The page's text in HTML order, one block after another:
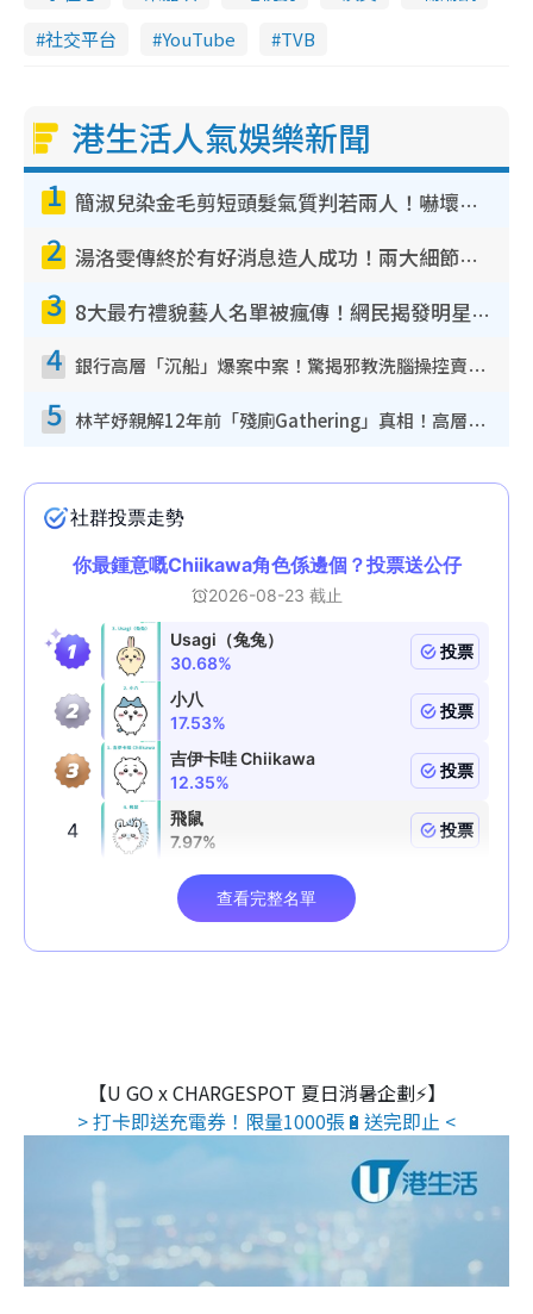
社交平台
YouTube TVB
港生活人氣娛樂新聞
1 簡淑兒染金毛剪短頭髮氣質判若兩人！嚇壞老公麥大力都認唔出：「你做咩事？」
2 湯洛雯傳終於有好消息造人成功！兩大細節曝孕味極濃惹猜測：大肚婆先會咁！
3 8大最冇禮貌藝人名單被瘋傳！網民揭發明星真面目 一致數臭呢位係無品天花板？
4 銀行高層「沉船」爆案中案！驚揭邪教洗腦操控賣淫被吞600萬 幕後黑手講多錯多
5 林芊妤親解12年前「殘廁Gathering」真相！高層解約一句話重創尊嚴至今拒返TVB
【U GO x CHARGESPOT 夏日消暑企劃⚡】
> 打卡即送充電券！限量1000張🔋送完即止 <